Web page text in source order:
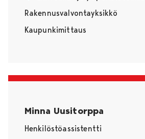
Rakennusvalvontayksikkö
Kaupunkimittaus
Minna Uusitorppa
Henkilöstöassistentti